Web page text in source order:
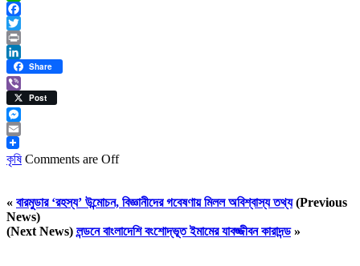
WhatsApp
Facebook
Twitter
Print
LinkedIn
Share
ViberPost
Messenger
Email
কৃষি Comments are Off
« বারমুডার ‘রহস্য’ উন্মোচন, বিজ্ঞানীদের গবেষণায় মিলল অবিশ্বাস্য তথ্য(Previous
News)
(Next News) লন্ডনে বাংলাদেশি বংশোদ্ভূত ইমামের যাবজ্জীবন কারাদন্ড»